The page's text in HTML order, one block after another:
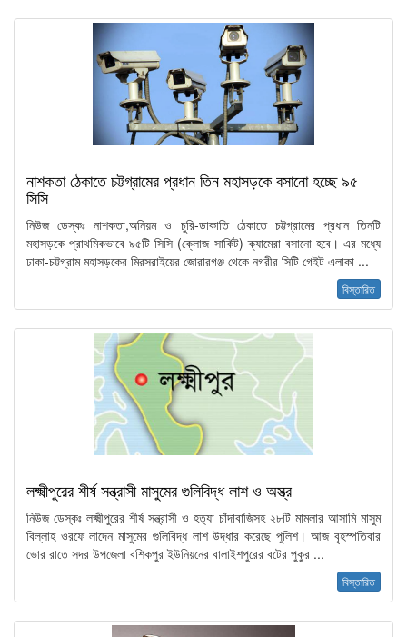
নাশকতা ঠেকাতে চট্টগ্রামের প্রধান তিন মহাসড়কে বসানো হচ্ছে ৯৫
সিসি
নিউজ ডেস্কঃ নাশকতা,অনিয়ম ও চুরি-ডাকাতি ঠেকাতে চট্টগ্রামের প্রধান তিনটি
মহাসড়কে প্রাথমিকভাবে ৯৫টি সিসি (ক্লোজ সার্কিট) ক্যামেরা বসানো হবে। এর মধ্যে
ঢাকা-চট্টগ্রাম মহাসড়কের মিরসরাইয়ের জোরারগঞ্জ থেকে নগরীর সিটি গেইট এলাকা ...
বিস্তারিত
লক্ষ্মীপুরের শীর্ষ সন্ত্রাসী মাসুমের গুলিবিদ্ধ লাশ ও অস্ত্র
নিউজ ডেস্কঃ লক্ষ্মীপুরের শীর্ষ সন্ত্রাসী ও হত্যা চাঁদাবাজিসহ ২৮টি মামলার আসামি মাসুম
বিল্লাহ ওরফে লাদেন মাসুমের গুলিবিদ্ধ লাশ উদ্ধার করেছে পুলিশ। আজ বৃহস্পতিবার
ভোর রাতে সদর উপজেলা বশিকপুর ইউনিয়নের বালাইশপুরের বটের পুকুর ...
বিস্তারিত